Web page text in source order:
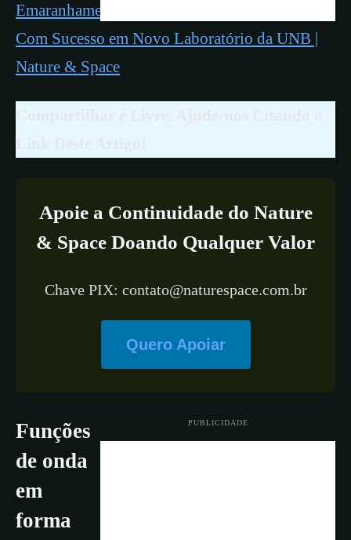
Emaranhamento Quantico de Fótons Realizado
Com Sucesso em Novo Laboratório da UNB |
Nature & Space
Apoie a Continuidade do Nature
& Space Doando Qualquer Valor
Chave PIX: contato@naturespace.com.br
Quero Apoiar
PUBLICIDADE
Funções
de onda
em
forma